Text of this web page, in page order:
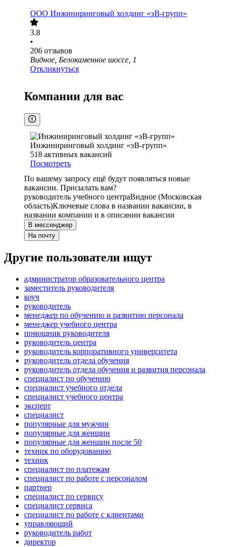
ООО Инжиниринговый холдинг «эВ-групп»
3.8
•
206 отзывов
Видное, Белокаменное шоссе, 1
Откликнуться
Компании для вас
Инжиниринговый холдинг «эВ-групп»
518 активных вакансий
Посмотреть
По вашему запросу ещё будут появляться новые
вакансии. Присылать вам?
руководитель учебного центраВидное (Московская
область)Ключевые слова в названии вакансии, в
названии компании и в описании вакансии
В мессенджер
На почту
Другие пользователи ищут
администратор образовательного центра
заместитель руководителя
коуч
руководитель
менеджер по обучению и развитию персонала
менеджер учебного центра
помощник руководителя
руководитель центра
руководитель корпоративного университета
руководитель отдела обучения
руководитель отдела обучения и развития персонала
специалист по обучению
специалист учебного отдела
специалист учебного центра
эксперт
специалист
популярные для мужчин
популярные для женщин
популярные для женщин после 50
техник по оборудованию
техник
специалист по платежам
специалист по работе с персоналом
партнер
специалист по сервису
специалист сервиса
специалист по работе с клиентами
управляющий
руководитель работ
директор